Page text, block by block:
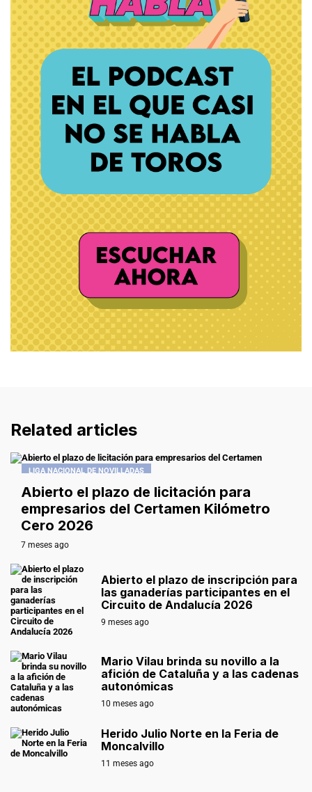
Related articles
LIGA NACIONAL DE NOVILLADAS
Abierto el plazo de licitación para
empresarios del Certamen Kilómetro
Cero 2026
7 meses ago
Abierto el plazo de inscripción para
las ganaderías participantes en el
Circuito de Andalucía 2026
9 meses ago
Mario Vilau brinda su novillo a la
afición de Cataluña y a las cadenas
autonómicas
10 meses ago
Herido Julio Norte en la Feria de
Moncalvillo
11 meses ago